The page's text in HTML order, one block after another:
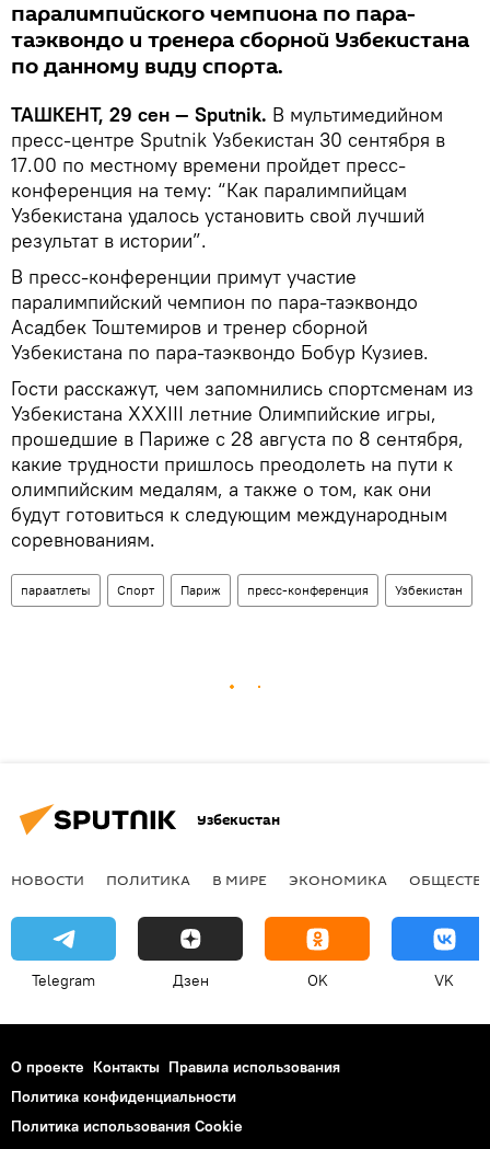
паралимпийского чемпиона по пара-
таэквондо и тренера сборной Узбекистана
по данному виду спорта.
ТАШКЕНТ, 29 сен — Sputnik. В мультимедийном
пресс-центре Sputnik Узбекистан 30 сентября в
17.00 по местному времени пройдет пресс-
конференция на тему: “Как паралимпийцам
Узбекистана удалось установить свой лучший
результат в истории”.
В пресс-конференции примут участие
паралимпийский чемпион по пара-таэквондо
Асадбек Тоштемиров и тренер сборной
Узбекистана по пара-таэквондо Бобур Кузиев.
Гости расскажут, чем запомнились спортсменам из
Узбекистана XXXIII летние Олимпийские игры,
прошедшие в Париже с 28 августа по 8 сентября,
какие трудности пришлось преодолеть на пути к
олимпийским медалям, а также о том, как они
будут готовиться к следующим международным
соревнованиям.
параатлеты Спорт Париж пресс-конференция Узбекистан
Узбекистан
НОВОСТИ ПОЛИТИКА В МИРЕ ЭКОНОМИКА
Telegram Дзен OK VK
О проекте Контакты Правила использования
Политика конфиденциальности
Политика использования Cookie